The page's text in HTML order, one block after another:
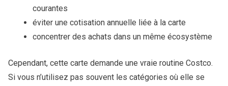
courantes
éviter une cotisation annuelle liée à la carte
concentrer des achats dans un même écosystème
Cependant, cette carte demande une vraie routine Costco.
Si vous n’utilisez pas souvent les catégories où elle se